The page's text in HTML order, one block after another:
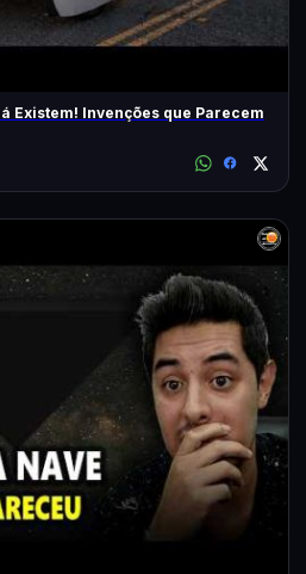
Existem! Invenções que Parecem